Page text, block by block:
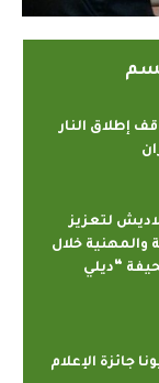
إطلاق النار
لتعزيز
والمهنية خلال
الـ35 لصحيفة “ديلي
جائزة الإعلام